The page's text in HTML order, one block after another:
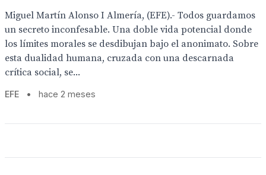
Miguel Martín Alonso I Almería, (EFE).- Todos guardamos
un secreto inconfesable. Una doble vida potencial donde
los límites morales se desdibujan bajo el anonimato. Sobre
esta dualidad humana, cruzada con una descarnada
crítica social, se...
EFE • hace 2 meses